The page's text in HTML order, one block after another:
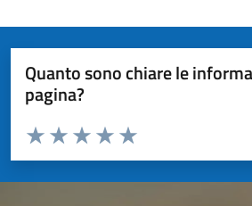
Quanto sono chiare le
pagina?
Valuta da 1 a 5 stelle la pagina
Valuta 5 stelle su 5
Valuta 4 stelle su 5
Valuta 3 stelle su 5
Valuta 2 stelle su 5
Valuta 1 stelle su 5